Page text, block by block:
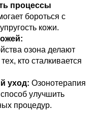
процессы
бороться с
кожи.
озона делают
кто сталкивается
уход: Озонотерапия
улучшить
процедур.